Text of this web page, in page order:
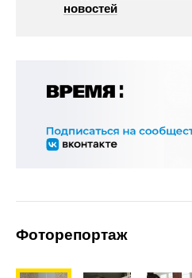
новостей
Фоторепортаж